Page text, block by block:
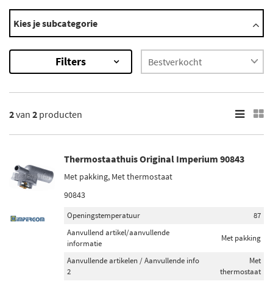
Modellen
Elba
×
Merk
Original Imperium (1)
Vemo (1)
Kies je subcategorie
Filters
2van 2 producten
Thermostaathuis Original Imperium 90843
Met pakking, Met thermostaat
90843
Openingstemperatuur
87
Aanvullend artikel/aanvullende
informatie
Met pakking
Aanvullende artikelen / Aanvullende info
2
Met
thermostaat